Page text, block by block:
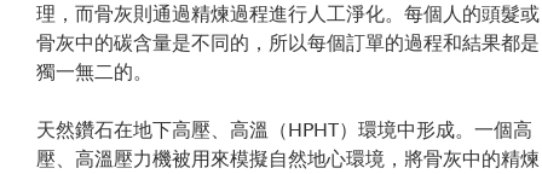
理，而骨灰則通過精煉過程進行人工淨化。每個人的頭髮或
骨灰中的碳含量是不同的，所以每個訂單的過程和結果都是
獨一無二的。
天然鑽石在地下高壓、高溫（HPHT）環境中形成。一個高
壓、高溫壓力機被用來模擬自然地心環境，將骨灰中的精煉